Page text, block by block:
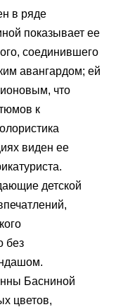
в ряде
показывает ее
соединившего
авангардом; ей
что
к
виден ее
детской
без
Басниной
цветов,